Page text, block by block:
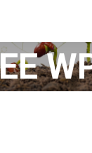
Vous êtes ici :